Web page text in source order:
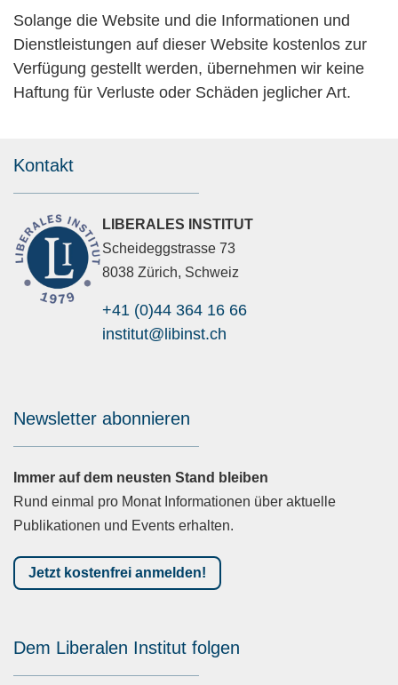
Chatbot
Solange die Website und die Informationen und
Dienstleistungen auf dieser Website kostenlos zur
Verfügung gestellt werden, übernehmen wir keine
Haftung für Verluste oder Schäden jeglicher Art.
Kontakt
LIBERALES INSTITUT
Scheideggstrasse 73
8038 Zürich, Schweiz
+41 (0)44 364 16 66
institut@libinst.ch
Newsletter abonnieren
Immer auf dem neusten Stand bleiben
Rund einmal pro Monat Informationen über aktuelle
Publikationen und Events erhalten.
Jetzt kostenfrei anmelden!
Dem Liberalen Institut folgen